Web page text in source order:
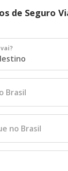
de Seguro